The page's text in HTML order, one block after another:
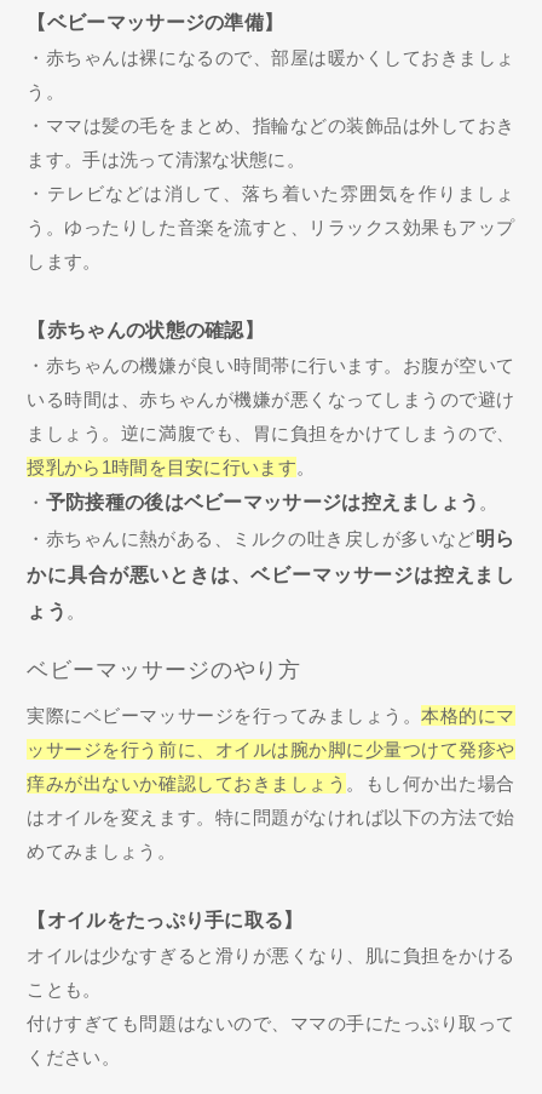
【ベビーマッサージの準備】
・赤ちゃんは裸になるので、部屋は暖かくしておきましょ
う。
・ママは髪の毛をまとめ、指輪などの装飾品は外しておき
ます。手は洗って清潔な状態に。
・テレビなどは消して、落ち着いた雰囲気を作りましょ
う。ゆったりした音楽を流すと、リラックス効果もアップ
します。
【赤ちゃんの状態の確認】
・赤ちゃんの機嫌が良い時間帯に行います。お腹が空いて
いる時間は、赤ちゃんが機嫌が悪くなってしまうので避け
ましょう。逆に満腹でも、胃に負担をかけてしまうので、
授乳から1時間を目安に行います。
・ 予防接種の後はベビーマッサージは控えましょう 。
・赤ちゃんに熱がある、ミルクの吐き戻しが多いなど明ら
かに具合が悪いときは、ベビーマッサージは控えまし
ょう 。
ベビーマッサージのやり方
実際にベビーマッサージを行ってみましょう。本格的にマ
ッサージを行う前に、オイルは腕か脚に少量つけて発疹や
痒みが出ないか確認しておきましょう 。もし何か出た場合
はオイルを変えます。特に問題がなければ以下の方法で始
めてみましょう。
【オイルをたっぷり手に取る】
オイルは少なすぎると滑りが悪くなり、肌に負担をかける
ことも。
付けすぎても問題はないので、ママの手にたっぷり取って
ください。